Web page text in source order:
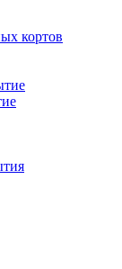
кортов